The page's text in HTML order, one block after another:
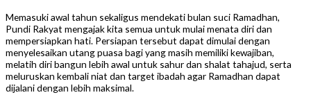
Memasuki awal tahun sekaligus mendekati bulan suci Ramadhan,
Pundi Rakyat mengajak kita semua untuk mulai menata diri dan
mempersiapkan hati. Persiapan tersebut dapat dimulai dengan
menyelesaikan utang puasa bagi yang masih memiliki kewajiban,
melatih diri bangun lebih awal untuk sahur dan shalat tahajud, serta
meluruskan kembali niat dan target ibadah agar Ramadhan dapat
dijalani dengan lebih maksimal.